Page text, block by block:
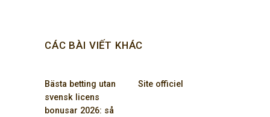
CÁC BÀI VIẾT KHÁC
Bästa betting utan
svensk licens
bonusar 2026: så
Site officiel